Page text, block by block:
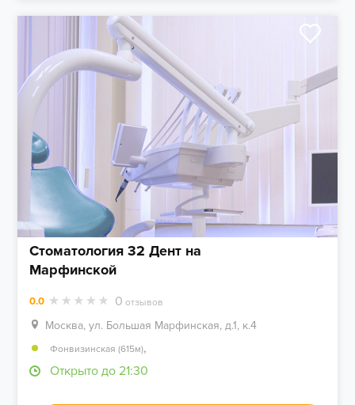
Стоматология 32 Дент на
Марфинской
0.0 0 отзывов
Москва, ул. Большая Марфинская, д.1, к.4
Фонвизинская (615м),
Открыто до 21:30